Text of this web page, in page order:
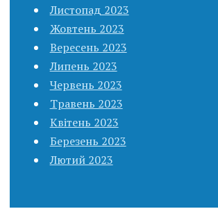
Листопад 2023
Жовтень 2023
Вересень 2023
Липень 2023
Червень 2023
Травень 2023
Квітень 2023
Березень 2023
Лютий 2023